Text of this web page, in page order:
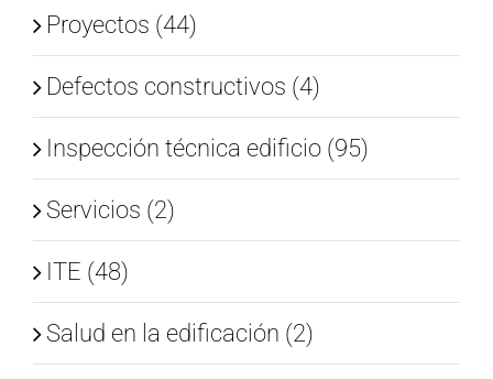
Proyectos (44)
Defectos constructivos (4)
Inspección técnica edificio (95)
Servicios (2)
ITE (48)
Salud en la edificación (2)